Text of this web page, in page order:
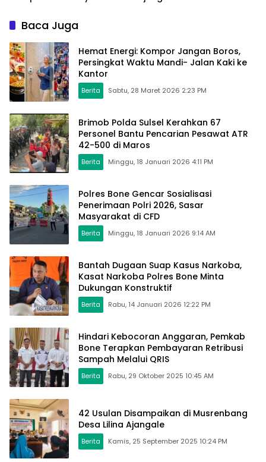
QRISBaca Juga
Hemat Energi: Kompor Jangan Boros,
Persingkat Waktu Mandi- Jalan Kaki ke
Kantor
Berita Sabtu, 28 Maret 2026 2:23 PM
Brimob Polda Sulsel Kerahkan 67
Personel Bantu Pencarian Pesawat ATR
42-500 di Maros
Berita Minggu, 18 Januari 2026 4:11 PM
Polres Bone Gencar Sosialisasi
Penerimaan Polri 2026, Sasar
Masyarakat di CFD
Berita Minggu, 18 Januari 2026 9:14 AM
Bantah Dugaan Suap Kasus Narkoba,
Kasat Narkoba Polres Bone Minta
Dukungan Konstruktif
Berita Rabu, 14 Januari 2026 12:22 PM
Hindari Kebocoran Anggaran, Pemkab
Bone Terapkan Pembayaran Retribusi
Sampah Melalui QRIS
Berita Rabu, 29 Oktober 2025 10:45 AM
42 Usulan Disampaikan di Musrenbang
Desa Lilina Ajangale
Berita Kamis, 25 September 2025 10:24 PM